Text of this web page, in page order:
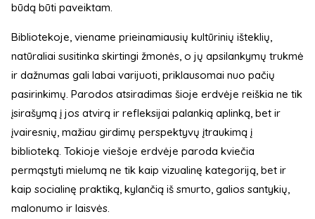
būdą būti paveiktam.
Bibliotekoje, viename prieinamiausių kultūrinių išteklių,
natūraliai susitinka skirtingi žmonės, o jų apsilankymų trukmė
ir dažnumas gali labai varijuoti, priklausomai nuo pačių
pasirinkimų. Parodos atsiradimas šioje erdvėje reiškia ne tik
įsirašymą į jos atvirą ir refleksijai palankią aplinką, bet ir
įvairesnių, mažiau girdimų perspektyvų įtraukimą į
biblioteką. Tokioje viešoje erdvėje paroda kviečia
permąstyti mielumą ne tik kaip vizualinę kategoriją, bet ir
kaip socialinę praktiką, kylančią iš smurto, galios santykių,
malonumo ir laisvės.